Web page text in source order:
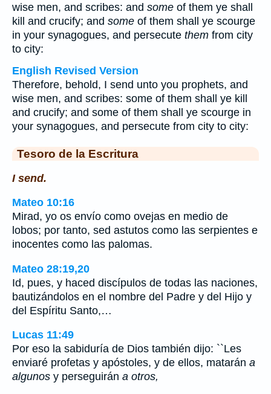
wise men, and scribes: and some of them ye shall
kill and crucify; and some of them shall ye scourge
in your synagogues, and persecute them from city
to city:
English Revised Version
Therefore, behold, I send unto you prophets, and
wise men, and scribes: some of them shall ye kill
and crucify; and some of them shall ye scourge in
your synagogues, and persecute from city to city:
Tesoro de la Escritura
I send.
Mateo 10:16
Mirad, yo os envío como ovejas en medio de
lobos; por tanto, sed astutos como las serpientes e
inocentes como las palomas.
Mateo 28:19,20
Id, pues, y haced discípulos de todas las naciones,
bautizándolos en el nombre del Padre y del Hijo y
del Espíritu Santo,…
Lucas 11:49
Por eso la sabiduría de Dios también dijo: ``Les
enviaré profetas y apóstoles, y de ellos, matarán a
algunos y perseguirán a otros,